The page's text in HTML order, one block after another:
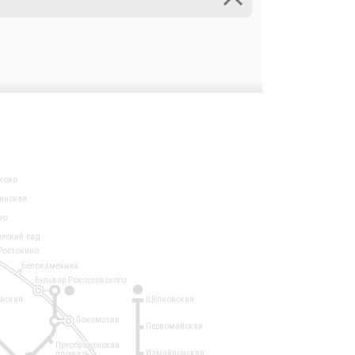
1
Локомотив
сад
Белокаменная
Щёлковская
Первомайская
Измайловская
Бульвар Рокоссовского
Преображенская